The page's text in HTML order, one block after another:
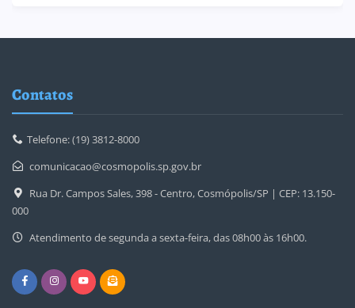
Contatos
Telefone: (19) 3812-8000
comunicacao@cosmopolis.sp.gov.br
Rua Dr. Campos Sales, 398 - Centro, Cosmópolis/SP | CEP: 13.150-
000
Atendimento de segunda a sexta-feira, das 08h00 às 16h00.